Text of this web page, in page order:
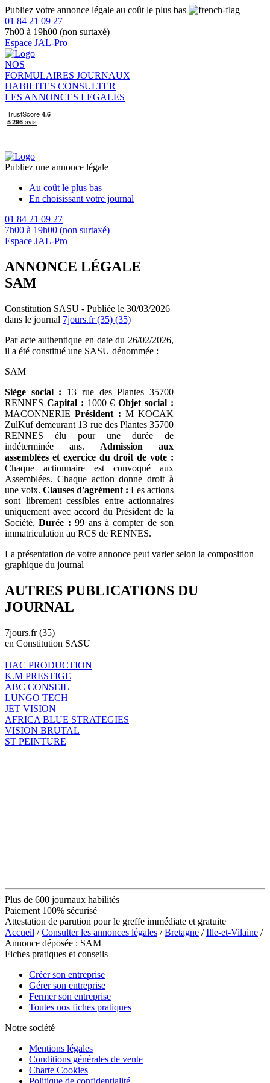
Publiez votre annonce légale au coût le plus bas
01 84 21 09 27
7h00 à 19h00 (non surtaxé)
Espace JAL-Pro
NOS
FORMULAIRES JOURNAUX
HABILITES CONSULTER
LES ANNONCES LEGALES
Publiez une annonce légale
Au coût le plus bas
En choisissant votre journal
01 84 21 09 27
7h00 à 19h00 (non surtaxé)
Espace JAL-Pro
ANNONCE LÉGALE
SAM
Constitution SASU - Publiée le 30/03/2026
dans le journal 7jours.fr (35) (35)
Par acte authentique en date du 26/02/2026,
il a été constitué une SASU dénommée :
SAM
Siège social : 13 rue des Plantes 35700
RENNES Capital : 1000 €Objet social :
MACONNERIEPrésident : M KOCAK
ZulKuf demeurant 13 rue des Plantes 35700
RENNES élu pour une durée de
indéterminée ans. Admission aux
assemblées et exercice du droit de vote :
Chaque actionnaire est convoqué aux
Assemblées. Chaque action donne droit à
une voix. Clauses d'agrément : Les actions
sont librement cessibles entre actionnaires
uniquement avec accord du Président de la
Société.Durée : 99 ans à compter de son
immatriculation au RCS de RENNES.
La présentation de votre annonce peut varier selon la composition
graphique du journal
AUTRES PUBLICATIONS DU
JOURNAL
7jours.fr (35)
en Constitution SASU
HAC PRODUCTION
K.M PRESTIGE
ABC CONSEIL
LUNGO TECH
JET VISION
AFRICA BLUE STRATEGIES
VISION BRUTAL
ST PEINTURE
Plus de 600 journaux habilités
Paiement 100% sécurisé
Attestation de parution pour le greffe immédiate et gratuite
Accueil /Consulter les annonces légales /Bretagne /Ille-et-Vilaine /
Annonce déposée : SAM
Fiches pratiques et conseils
Créer son entreprise
Gérer son entreprise
Fermer son entreprise
Toutes nos fiches pratiques
Notre société
Mentions légales
Conditions générales de vente
Charte Cookies
Politique de confidentialité